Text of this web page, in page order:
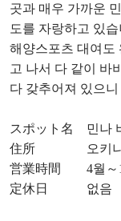
곳과 매우 가까운
도를 자랑하고 있습
해양스포츠 대여도
고 나서 다 같이 바
다 갖추어져 있으
スポット名 민나
住所 오키나와
営業時間 4월～
定休日 없음